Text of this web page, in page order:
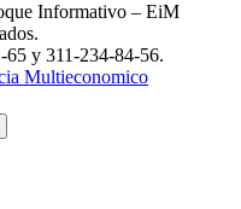
Informativo – EiM
65 y 311-234-84-56.
Multieconomico